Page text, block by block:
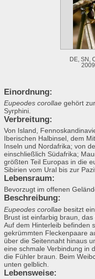
DE, SN,
Einordnung:
Eupeodes corollae gehört
Syrphini.
Verbreitung:
Von Island,
Iberischen Halbinsel, dem
Inseln und Nordafrika; von
einschließlich Südafrika;
größten Teil Europas in die
Sibirien vom Ural bis zur
Lebensraum:
Bevorzugt im offenen
Beschreibung:
Eupeodes corollae besitzt
Brust ist einfarbig braun,
Auf dem Hinterleib befinden
gekrümmten Fleckenpaare
über die Seitennaht hinaus
eine schmale Verbindung in
die Fühler braun. Beim
unten gelblich.
Lebensweise: